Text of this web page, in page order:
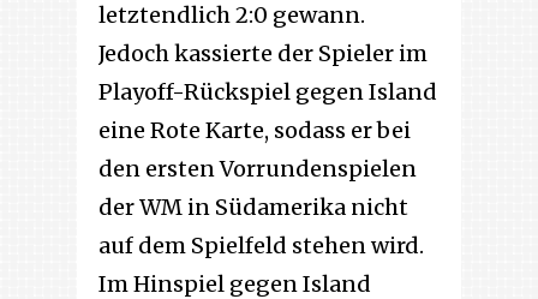
letztendlich 2:0 gewann.
Jedoch kassierte der Spieler im
Playoff-Rückspiel gegen Island
eine Rote Karte, sodass er bei
den ersten Vorrundenspielen
der WM in Südamerika nicht
auf dem Spielfeld stehen wird.
Im Hinspiel gegen Island